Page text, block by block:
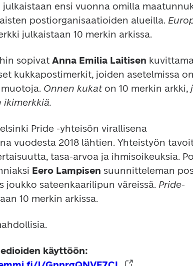
ensi vuonna omilla
postiorganisaatioiden alueilla.
julkaistaan 10 merkin arkissa.
sopivat Anna Emilia Laitisen
kukkapostimerkit, joiden asetelmissa on
Onnen kukat on 10 merkin arkki,
ikimerkkiä.
Pride -yhteisön virallisena
vuodesta 2018 lähtien. Yhteistyön
tasa-arvoa ja ihmisoikeuksia.
Eero Lampisen suunnitteleman
joukko sateenkaarilipun väreissä. Pride-
10 merkin arkissa.